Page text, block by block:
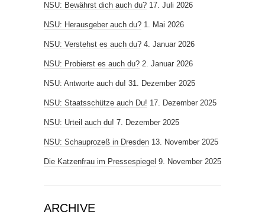
NSU: Bewährst dich auch du? 17. Juli 2026
NSU: Herausgeber auch du? 1. Mai 2026
NSU: Verstehst es auch du? 4. Januar 2026
NSU: Probierst es auch du? 2. Januar 2026
NSU: Antworte auch du! 31. Dezember 2025
NSU: Staatsschütze auch Du! 17. Dezember 2025
NSU: Urteil auch du! 7. Dezember 2025
NSU: Schauprozeß in Dresden 13. November 2025
Die Katzenfrau im Pressespiegel 9. November 2025
ARCHIVE